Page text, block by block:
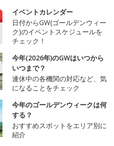
イベントカレンダー
日付からGW(ゴールデンウィー
ク)のイベントスケジュールを
チェック！
今年(2026年)のGWはいつから
いつまで？
連休中の各機関の対応など、気
になることをチェック
今年のゴールデンウィークは何
する？
おすすめスポットをエリア別に
紹介